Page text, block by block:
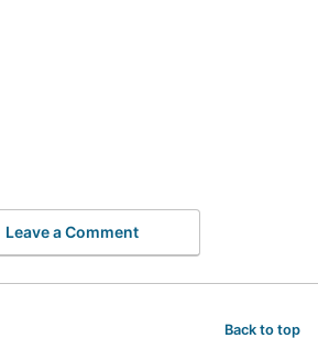
Leave a Comment
Back to top